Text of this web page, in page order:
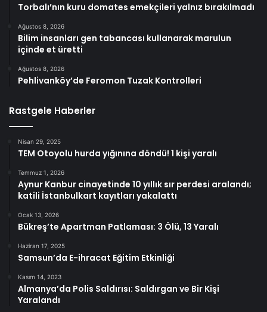
Torbalı’nın kuru domates emekçileri yalnız bırakılmadı
Ağustos 8, 2026
Bilim insanları gen tabancası kullanarak marulun
içinde et üretti
Ağustos 8, 2026
Pehlivanköy’de Feromon Tuzak Kontrolleri
Rastgele Haberler
Nisan 29, 2025
TEM Otoyolu hurda yığınına döndü! 1 kişi yaralı
Temmuz 1, 2026
Aynur Kanbur cinayetinde 10 yıllık sır perdesi aralandı;
katili İstanbulkart kayıtları yakalattı
Ocak 13, 2026
Bükreş’te Apartman Patlaması: 3 Ölü, 13 Yaralı
Haziran 17, 2025
Samsun’da E-ihracat Eğitim Etkinliği
Kasım 14, 2023
Almanya’da Polis Saldırısı: Saldırgan ve Bir Kişi
Yaralandı